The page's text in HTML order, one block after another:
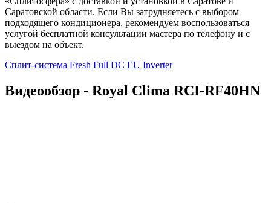
Саратовской области. Если Вы затрудняетесь с выбором
подходящего кондиционера, рекомендуем воспользоваться
услугой бесплатной консультации мастера по телефону и с
выездом на объект.
Сплит-система Fresh Full DC EU Inverter
Видеообзор - Royal Clima RCI-RF40HN